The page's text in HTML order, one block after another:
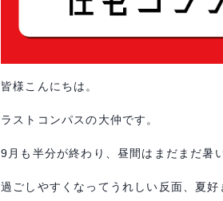
皆様こんにちは。
ラストコンパスの大仲です。
9月も半分が終わり、昼間はまだまだ暑
過ごしやすくなってうれしい反面、夏